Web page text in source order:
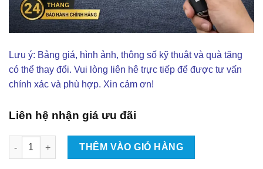
Lưu ý: Bảng giá, hình ảnh, thông số kỹ thuật và quà tặng
có thể thay đổi. Vui lòng liên hê trực tiếp để được tư vấn
chính xác và phù hợp. Xin cảm ơn!
Liên hệ nhận giá ưu đãi
Độ Cốp Điện Ô Tô Xe Mazda 3 Tại TP.HCM số lượng
THÊM VÀO GIỎ HÀNG